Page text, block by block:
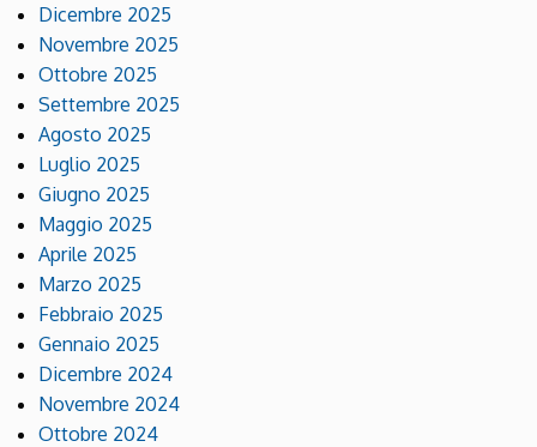
Dicembre 2025
Novembre 2025
Ottobre 2025
Settembre 2025
Agosto 2025
Luglio 2025
Giugno 2025
Maggio 2025
Aprile 2025
Marzo 2025
Febbraio 2025
Gennaio 2025
Dicembre 2024
Novembre 2024
Ottobre 2024